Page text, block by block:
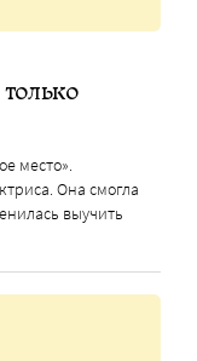
место».
Она смогла
выучить